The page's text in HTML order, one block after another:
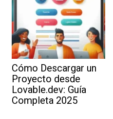
Cómo Descargar un
Proyecto desde
Lovable.dev: Guía
Completa 2025